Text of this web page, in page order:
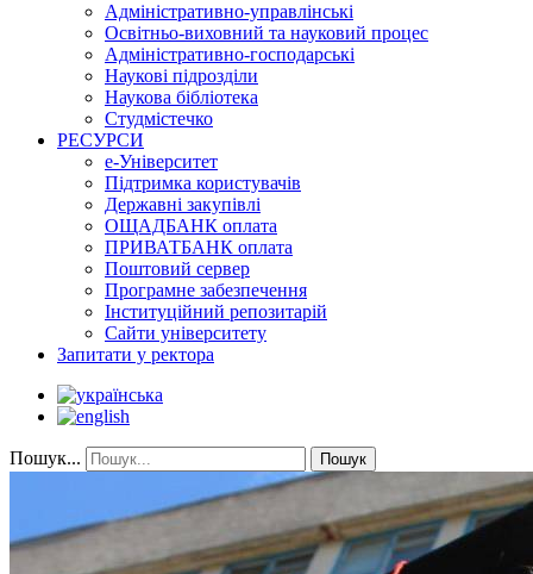
Адміністративно-управлінські
Освітньо-виховний та науковий процес
Адміністративно-господарські
Наукові підрозділи
Наукова бібліотека
Студмістечко
РЕСУРСИ
е-Університет
Підтримка користувачів
Державні закупівлі
ОЩАДБАНК оплата
ПРИВАТБАНК оплата
Поштовий сервер
Програмне забезпечення
Інституційний репозитарій
Сайти університету
Запитати у ректора
Пошук... Пошук